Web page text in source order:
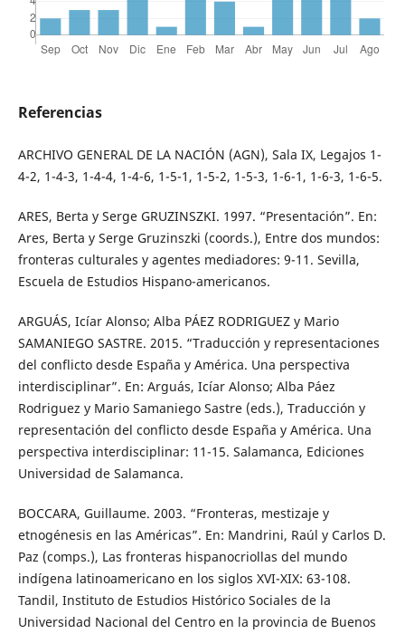
Referencias
ARCHIVO GENERAL DE LA NACIÓN (AGN), Sala IX, Legajos 1-
4-2, 1-4-3, 1-4-4, 1-4-6, 1-5-1, 1-5-2, 1-5-3, 1-6-1, 1-6-3, 1-6-5.
ARES, Berta y Serge GRUZINSZKI. 1997. “Presentación”. En:
Ares, Berta y Serge Gruzinszki (coords.), Entre dos mundos:
fronteras culturales y agentes mediadores: 9-11. Sevilla,
Escuela de Estudios Hispano-americanos.
ARGUÁS, Icíar Alonso; Alba PÁEZ RODRIGUEZ y Mario
SAMANIEGO SASTRE. 2015. “Traducción y representaciones
del conflicto desde España y América. Una perspectiva
interdisciplinar”. En: Arguás, Icíar Alonso; Alba Páez
Rodriguez y Mario Samaniego Sastre (eds.), Traducción y
representación del conflicto desde España y América. Una
perspectiva interdisciplinar: 11-15. Salamanca, Ediciones
Universidad de Salamanca.
BOCCARA, Guillaume. 2003. “Fronteras, mestizaje y
etnogénesis en las Américas”. En: Mandrini, Raúl y Carlos D.
Paz (comps.), Las fronteras hispanocriollas del mundo
indígena latinoamericano en los siglos XVI-XIX: 63-108.
Tandil, Instituto de Estudios Histórico Sociales de la
Universidad Nacional del Centro en la provincia de Buenos